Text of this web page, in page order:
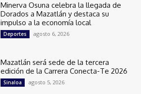
Minerva Osuna celebra la llegada de
Dorados a Mazatlán y destaca su
impulso a la economía local
Deportes agosto 6, 2026
Mazatlán será sede de la tercera
edición de la Carrera Conecta-Te 2026
Sinaloa agosto 5, 2026